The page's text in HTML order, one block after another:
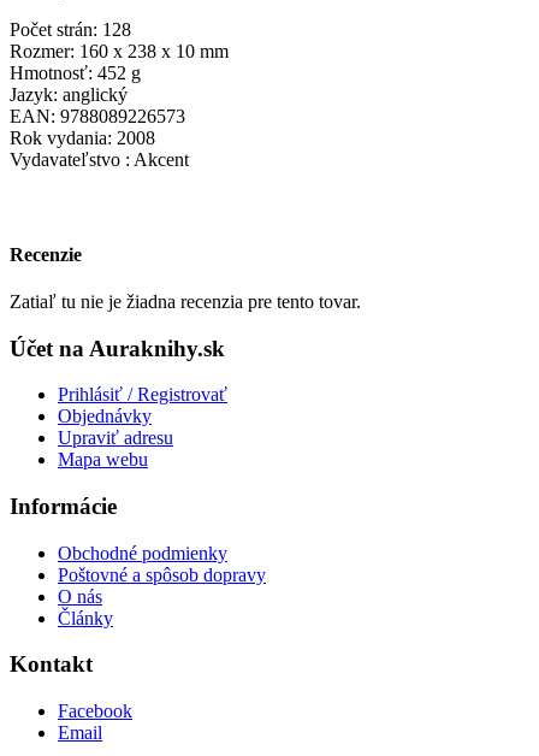
Počet strán: 128
Rozmer: 160 x 238 x 10 mm
Hmotnosť: 452 g
Jazyk: anglický
EAN: 9788089226573
Rok vydania: 2008
Vydavateľstvo : Akcent
Recenzie
Zatiaľ tu nie je žiadna recenzia pre tento tovar.
Účet na Auraknihy.sk
Prihlásiť / Registrovať
Objednávky
Upraviť adresu
Mapa webu
Informácie
Obchodné podmienky
Poštovné a spôsob dopravy
O nás
Články
Kontakt
Facebook
Email